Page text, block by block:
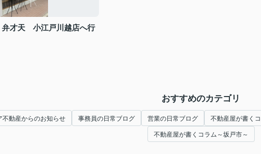
才天 小江戸川越店へ行
おすすめのカテゴリ
不動産からのお知らせ 事務員の日常ブログ 営業の日常ブログ 不動産屋が書く
不動産屋が書くコラム～坂戸市～